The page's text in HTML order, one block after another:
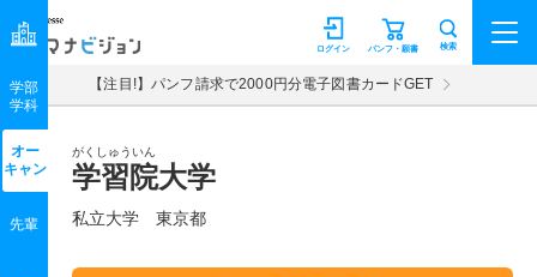
マナビジョン パンフ・願書
ログイン 検索
【注目!】パンフ請求で2000円分電子図書カードGET
がくしゅういん
学習院大学
私立大学 東京都
学部
学科
オー
キャン
先輩